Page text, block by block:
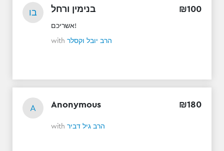
בו בנימין ורחל ₪100
אשריכם!
with הרב יובל וקסלר
A Anonymous ₪180
with הרב גיל דביר